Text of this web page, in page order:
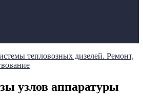
тепловозных дизелей. Ремонт,
узлов аппаратуры